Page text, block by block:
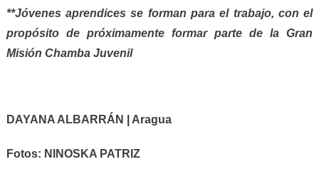
**Jóvenes aprendices se forman para el trabajo, con el
propósito de próximamente formar parte de la Gran
Misión Chamba Juvenil
DAYANA ALBARRÁN | Aragua
Fotos: NINOSKA PATRIZ